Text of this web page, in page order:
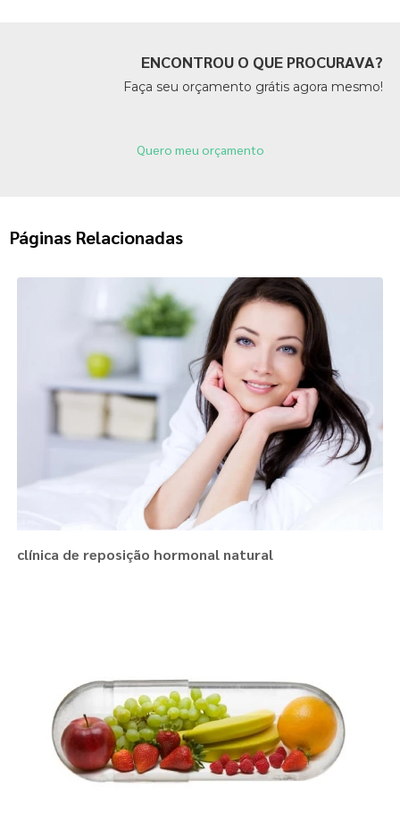
ENCONTROU O QUE PROCURAVA?
Faça seu orçamento grátis agora mesmo!
Quero meu orçamento
Páginas Relacionadas
clínica de reposição hormonal natural